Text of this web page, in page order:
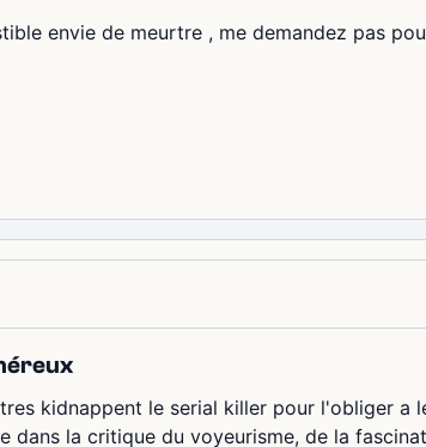
envie de meurtre , me demandez pas
kidnappent le serial killer pour l'obliger a
dans la critique du voyeurisme, de la